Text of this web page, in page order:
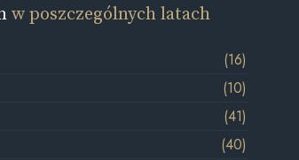
w poszczególnych latach
(16)
(10)
(41)
(40)